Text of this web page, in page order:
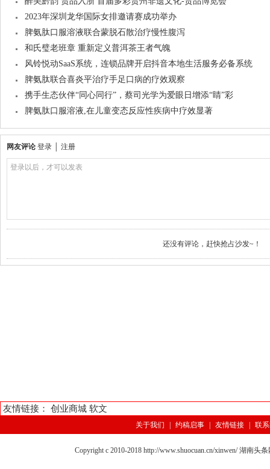
2023年深圳龙华国际女排邀请赛成功举办
脾氨肽口服溶液联合蒙脱石散治疗慢性腹泻
和氏璧老班章 重新定义普洱茶王者气魄
风铃悦动SaaS系统，连锁品牌开启抖音本地生活服务必备系统
脾氨肽联合喜炎平治疗手足口病的疗效观察
携手生态伙伴“同心同行”，蔡司光学为爱眼日增添“睛”彩
脾氨肽口服溶液,在儿童变态反应性疾病中疗效显著
网友评论 登录 注册
登录以后，才可以发表
还没有评论，赶快抢占沙发~！
友情链接： 创业商城 软文
关于我们 约稿启事 友情链接 联
Copyright c 2010-2018 http://www.shuocuan.cn/xinwen/ 湖南